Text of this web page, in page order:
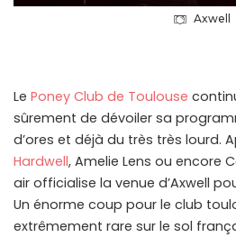
Axwell
Le Poney Club de Toulouse
sûrement de dévoiler sa
d’ores et déjà du très très lourd.
Hardwell, Amelie Lens ou encore
air officialise la venue d’Axwell
Un énorme coup pour le club
extrêmement rare sur le sol